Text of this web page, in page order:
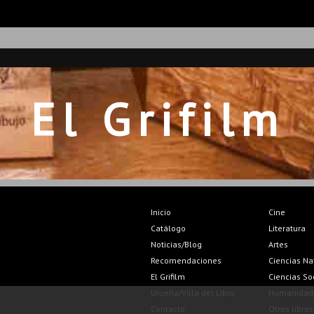
El Grifilm
Inicio
Catálogo
Noticias/Blog
Recomendaciones
El Grifilm
Urueña/Villa del Libro
Contacto
Cine
Literatura
Artes
Ciencias
Ciencias
Otros libros